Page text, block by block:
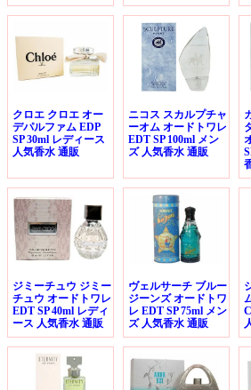
クロエ クロエ オー
デパルファム EDP
SP 30ml レディース
人気香水 通販
ニコス スカルプチャ
ーオム オードトワレ
EDT SP 100ml メン
ズ 人気香水 通販
ジミーチュウ ジミー
チュウ オードトワレ
EDT SP 40ml レディ
ース 人気香水 通販
ヴェルサーチ ブルー
ジーンズ オードトワ
レ EDT SP 75ml メン
ズ 人気香水 通販